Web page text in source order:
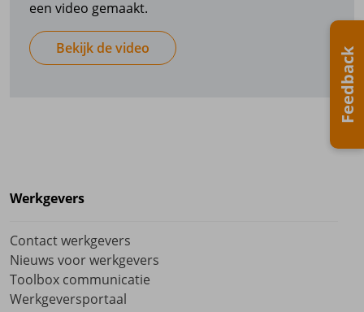
Mijn Pensioen
een video gemaakt.
Bekijk de video
Werkgevers
Contact werkgevers
Nieuws voor werkgevers
Toolbox communicatie
Werkgeversportaal
Feedback